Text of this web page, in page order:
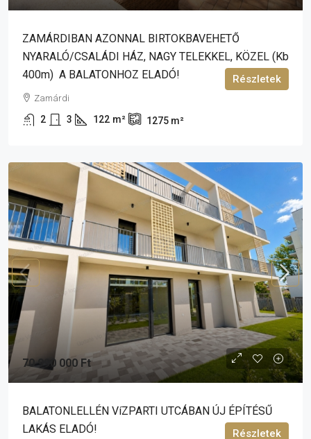
ZAMÁRDIBAN AZONNAL BIRTOKBAVEHETŐ
NYARALÓ/CSALÁDI HÁZ, NAGY TELEKKEL, KÖZEL (kb
400m) A BALATONHOZ ELADÓ!
Zamárdi
2 3 122 m² 1275 m²
Részletek
70 990 000 Ft
BALATONLELLÉN VíZPARTI UTCÁBAN ÚJ ÉPÍTÉSŰ
LAKÁS ELADÓ!
Részletek